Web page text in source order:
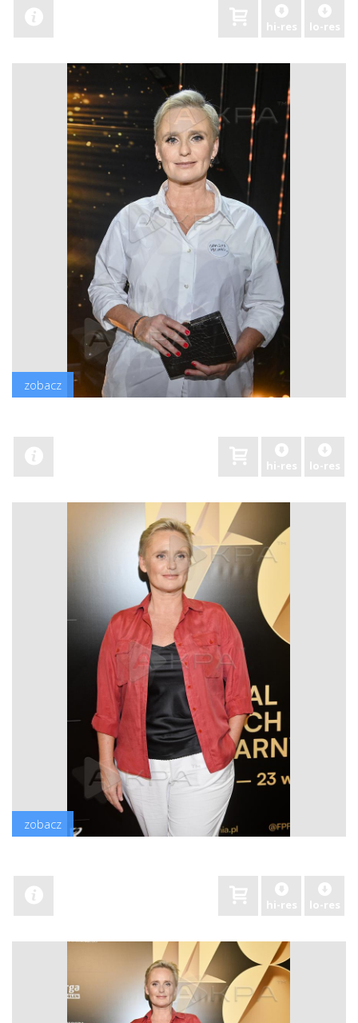
hi-res lo-res
zobacz
hi-res lo-res
zobacz
hi-res lo-res